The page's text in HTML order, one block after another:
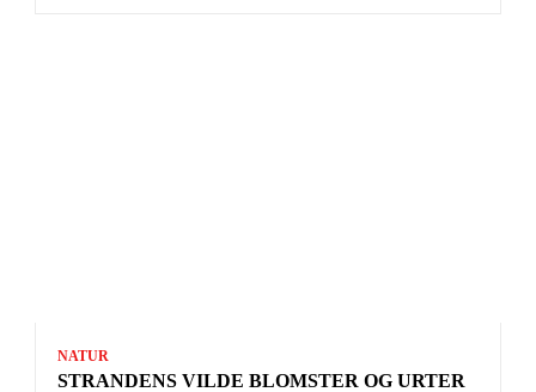
NATUR
STRANDENS VILDE BLOMSTER OG URTER